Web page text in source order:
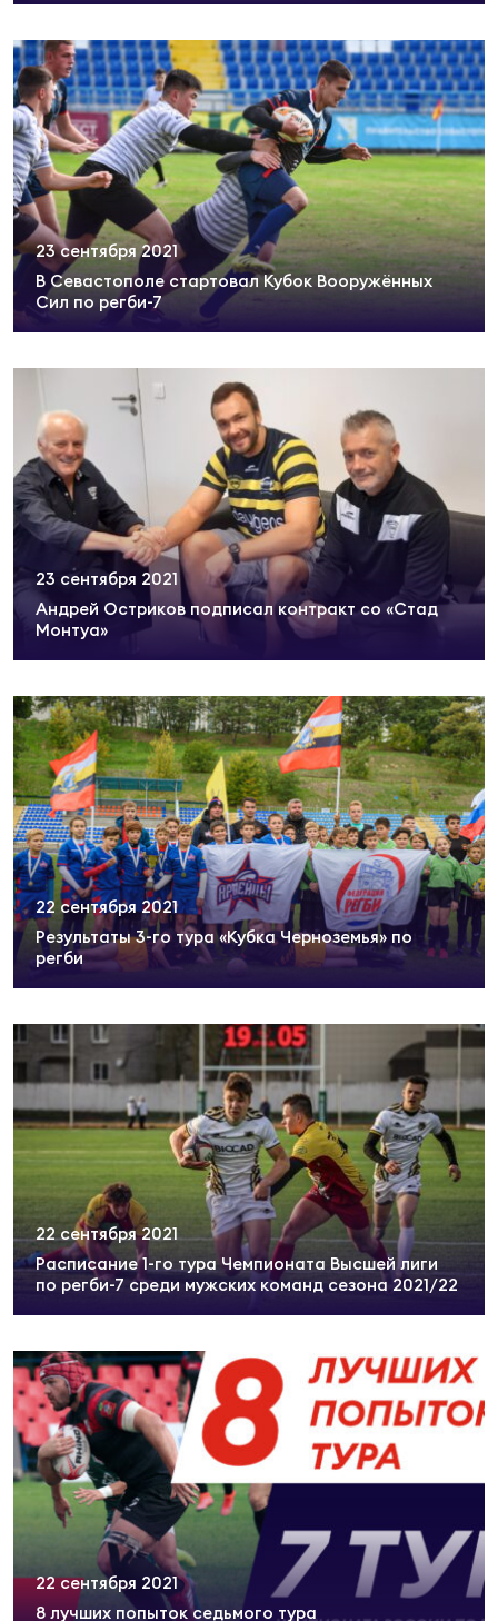
Регионы
Сборные
Антидопинг
Магазин
по
В Севастополе стартовал Кубок Вооружённых
Сил по регби-7
23 сентября 2021
Андрей Остриков подписал контракт со «Стад
Монтуа»
23 сентября 2021
Результаты 3-го тура «Кубка Черноземья» по
регби
22 сентября 2021
Расписание 1-го тура Чемпионата Высшей лиги
по регби-7 среди мужских команд сезона 2021/22
22 сентября 2021
8 лучших попыток седьмого тура
22 сентября 2021